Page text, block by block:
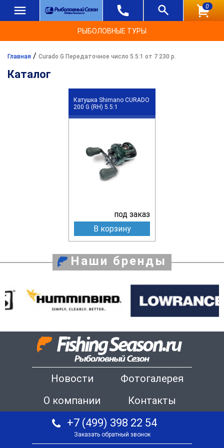
0
РЫБОЛОВНЫЕ ТУРЫ
Главная / Curado G Передаточное число 5.5:1 от 7 230 р.
Каталог
Катушка Shimano CURADO
200 G (RH) 5.5:1
под заказ
В корзину
Наши бренды
Новости
Фотогалерея
О компании
Контакты
+7 (499) 398 22 54
Заказать обратный звонок